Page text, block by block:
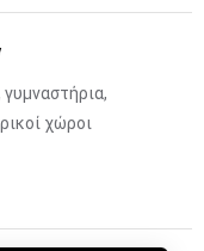
γυμναστήρια,
χώροι